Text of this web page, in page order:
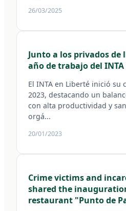
26/03/2025
Junto a los privados
año de trabajo del
El INTA en Liberté inició su
2023, destacando un
con alta productividad y
orgá...
20/01/2023
Crime victims and
shared the
restaurant "Punto de